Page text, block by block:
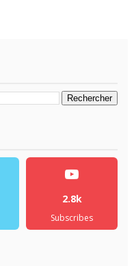
2.8k
Subscribes